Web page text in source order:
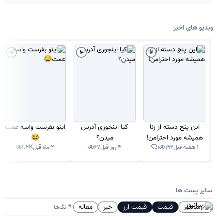
ارزهای رایج در جهان است. این ارز به دلیل ثبات اقتصادی و جایگاه مالی
است. پوند انگلیس معمولاً در برابر سایر ارزها ارزش بالاتری دارد و در
درهم امارات (AED) واحد پول رسمی امارات متحده عربی است و به
دلیل روابط تجاری گسترده این کشور با ایران و سایر کشورها، از ارزهای
پرتقاضا در بازار منطقه محسوب می‌شود. نرخ درهم معمولاً با دلار آمریکا
ویدیو های اخیر
این پنج دسته از زنا
همیشه مورد احترامن!
1 هفته قبل 192
1
کیا اینجوری آدرس
میدن؟
4 روز قبل 67
اینو بفرست واسه عمت
😂
2 ماه قبل 1.2K
سایر پست ها
رسانیوز قیمت قیمت ارز خبر مقاله # تگ‌ها